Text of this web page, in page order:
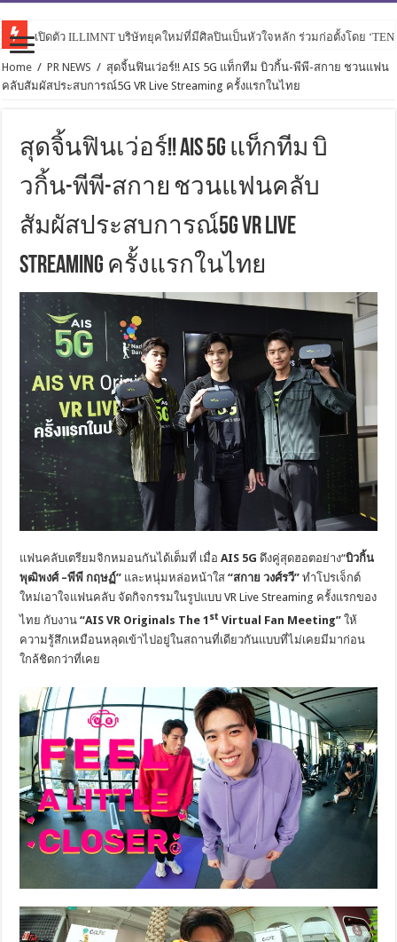
เปิดตัว ILLIMNT บริษัทยุคใหม่ที่มีศิลปินเป็นหัวใจหลัก ร่วมก่อตั้งโดย
Home / PR NEWS / สุดจิ้นฟินเว่อร์!! AIS 5G แท็กทีม บิวกิ้น-พีพี-สกาย ชวนแฟน
คลับสัมผัสประสบการณ์5G VR Live Streaming ครั้งแรกในไทย
สุดจิ้นฟินเว่อร์!! AIS 5G แท็กทีม บิ
วกิ้น-พีพี-สกาย ชวนแฟนคลับ
สัมผัสประสบการณ์5G VR Live
Streaming ครั้งแรกในไทย
แฟนคลับเตรียมจิกหมอนกันได้เต็มที่ เมื่อ AIS 5G ดึงคู่สุดฮอตอย่าง“บิวกิ้น
พุฒิพงศ์ –พีพี กฤษฏ์” และหนุ่มหล่อหน้าใส “สกาย วงศ์รวี” ทำโปรเจ็กต์
ใหม่เอาใจแฟนคลับ จัดกิจกรรมในรูปแบบ VR Live Streaming ครั้งแรกของ
ไทย กับงาน“AIS VR Originals The 1 st Virtual Fan Meeting” ให้
ความรู้สึกเหมือนหลุดเข้าไปอยู่ในสถานที่เดียวกันแบบที่ไม่เคยมีมาก่อน
ใกล้ชิดกว่าที่เคย